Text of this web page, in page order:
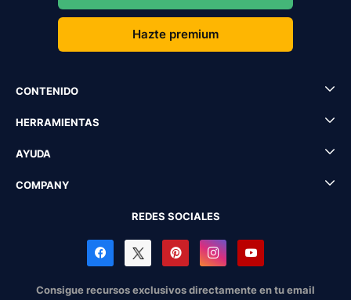
Hazte premium
CONTENIDO
HERRAMIENTAS
AYUDA
COMPANY
REDES SOCIALES
Consigue recursos exclusivos directamente en tu email